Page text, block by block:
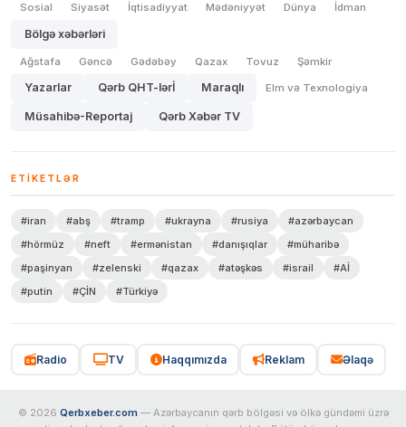
Sosial Siyasət İqtisadiyyat Mədəniyyət Dünya İdman
Bölgə xəbərləri
Ağstafa Gəncə Gədəbəy Qazax Tovuz Şəmkir
Yazarlar Qərb QHT-lərİ Maraqlı Elm və Texnologiya
Müsahibə-Reportaj Qərb Xəbər TV
ETIKETLƏR
#iran #abş #tramp #ukrayna #rusiya
#azərbaycan
#hörmüz
#neft #ermənistan #danışıqlar
#müharibə
#paşinyan
#zelenski #qazax #atəşkəs #israil
#Aİ
#putin
#ÇİN #Türkiyə
Radio TV Haqqımızda Reklam Əlaqə
© 2026 Qerbxeber.com — Azərbaycanın qərb bölgəsi və ölkə gündəmi üzrə